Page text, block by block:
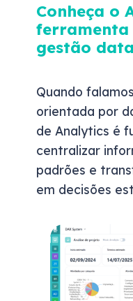
Conheça o
gestão
Quando
orientada por
de Analytics é
centralizar
padrões e
em decisões